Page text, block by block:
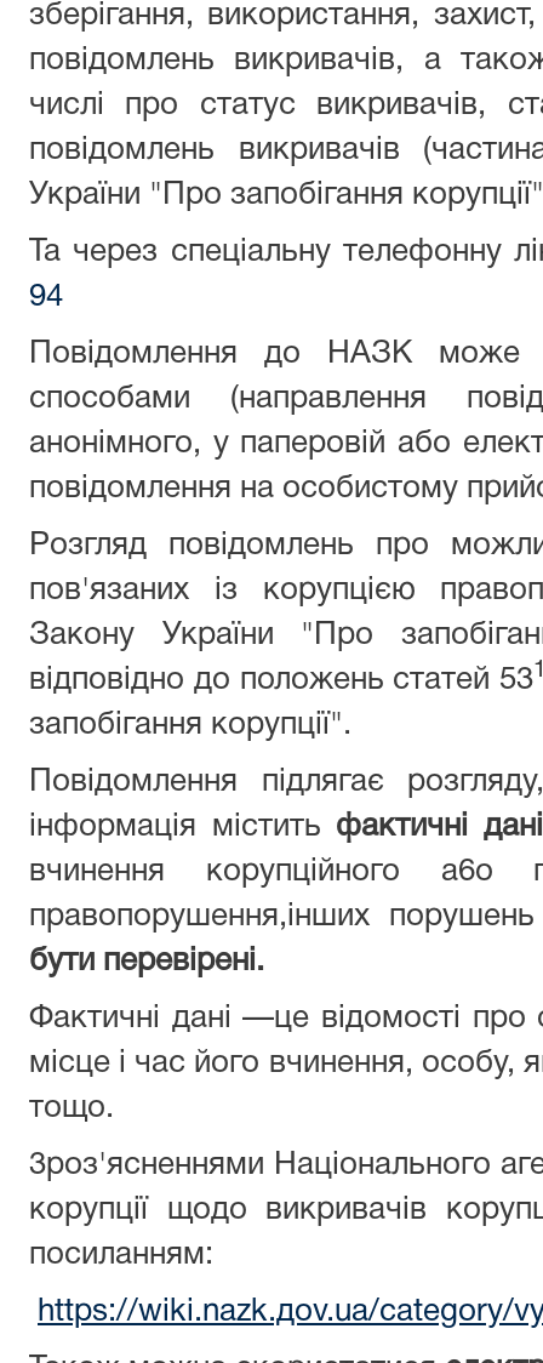
зберігання, використання,
повідомлень викривачів, а
числі про статус викривачів,
повідомлень викривачів
України "Про запобігання
Та через спеціальну телефонну
94
Повідомлення до НАЗК може
способами (направлення
анонімного, у паперовій aбo
повідомлення на особистому
Розгляд повідомлень про
пов'язаних із корупцією
Закону України "Про
відповідно до положень статей 53
запобігання корупції".
Повідомлення підлягає
інформація містить фактичні
вчинення корупційного a6o
правопорушення,інших
бути перевірені.
Фактичні дані —це відомості
місце i час його вчинення, особу,
тощо.
3роз'ясненнями Національного
корупції щодо викривачів
посиланням:
https://wiki.nazk.дov.ua/category/